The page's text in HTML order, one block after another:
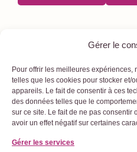
Gérer le
Pour offrir les meilleures
telles que les cookies pour stocker et/
appareils. Le fait de consentir à ces
des données telles que le
sur ce site. Le fait de ne pas consentir
avoir un effet négatif sur certaines
Gérer les services
I
F
Y